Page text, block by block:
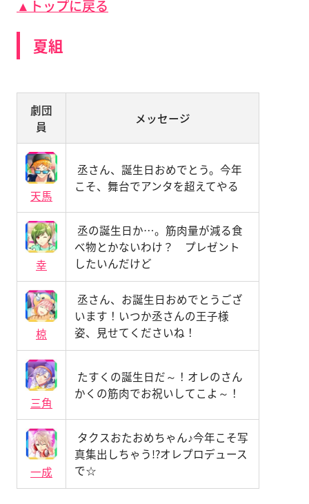
▲トップに戻る
夏組
劇団
員
メッセージ
天馬
丞さん、誕生日おめでとう。今年
こそ、舞台でアンタを超えてやる
幸
丞の誕生日か…。筋肉量が減る食
べ物とかないわけ？ プレゼント
したいんだけど
椋
丞さん、お誕生日おめでとうござ
います！いつか丞さんの王子様
姿、見せてくださいね！
三角
たすくの誕生日だ～！オレのさん
かくの筋肉でお祝いしてこよ～！
一成
タクスおたおめちゃん♪今年こそ写
真集出しちゃう!?オレプロデュース
で☆